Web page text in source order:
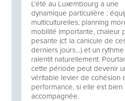
L’été au Luxembourg a une
dynamique particulière :
multiculturelles, planning
mobilité importante, chaleur
pesante (cf. la canicule de
derniers jours…) et un
ralentit naturellement.
cette période peut devenir
véritable levier de cohésion
performance, si elle est bien
accompagnée.